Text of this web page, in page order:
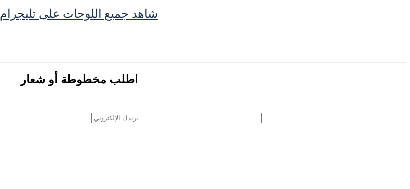
شاهد جميع اللوحات على تليجرام
اطلب مخطوطة أو شعار